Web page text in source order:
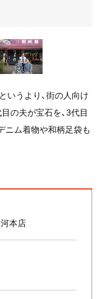
いうより、街の人向け
の夫が宝石を、3代目
ニム着物や和柄足袋も
本店